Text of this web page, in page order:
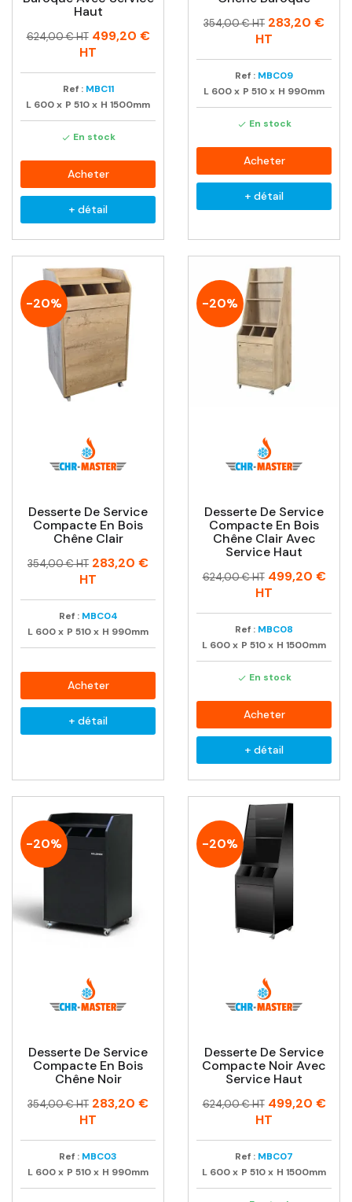
Haut
Prix
Prix
624,00 € HT 499,20 €
HT
Ref : MBC11
L 600x P 510x H 1500mm
 En stock
Acheter
+ détail
Prix
Prix
354,00 € HT 283,20 €
HT
Ref : MBC09
L 600x P 510x H 990mm
 En stock
Acheter
+ détail
-20%
Desserte De Service
Compacte En Bois
Chêne Clair
Prix
Prix
354,00 € HT 283,20 €
HT
Ref : MBC04
L 600x P 510x H 990mm
Acheter
+ détail
-20%
Desserte De Service
Compacte En Bois
Chêne Clair Avec
Service Haut
Prix
Prix
624,00 € HT 499,20 €
HT
Ref : MBC08
L 600x P 510x H 1500mm
 En stock
Acheter
+ détail
-20%
Desserte De Service
Compacte En Bois
Chêne Noir
Prix
Prix
354,00 € HT 283,20 €
HT
Ref : MBC03
L 600x P 510x H 990mm
-20%
Desserte De Service
Compacte Noir Avec
Service Haut
Prix
Prix
624,00 € HT 499,20 €
HT
Ref : MBC07
L 600x P 510x H 1500mm